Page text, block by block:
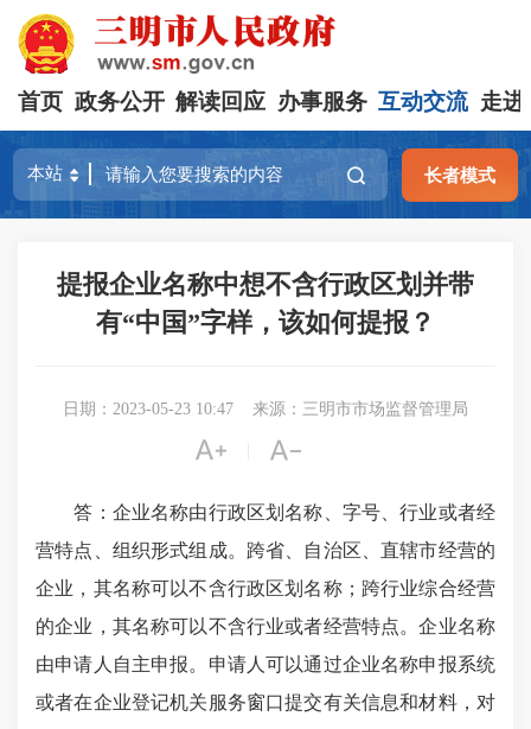
首页 政务公开 解读回应 办事服务 互动交流 走进
长者模式
提报企业名称中想不含行政区划并带
有“中国”字样，该如何提报？
日期：2023-05-23 10:47 来源：三明市市场监督管理局
 
答：企业名称由行政区划名称、字号、行业或者经
营特点、组织形式组成。跨省、自治区、直辖市经营的
企业，其名称可以不含行政区划名称；跨行业综合经营
的企业，其名称可以不含行业或者经营特点。企业名称
由申请人自主申报。申请人可以通过企业名称申报系统
或者在企业登记机关服务窗口提交有关信息和材料，对